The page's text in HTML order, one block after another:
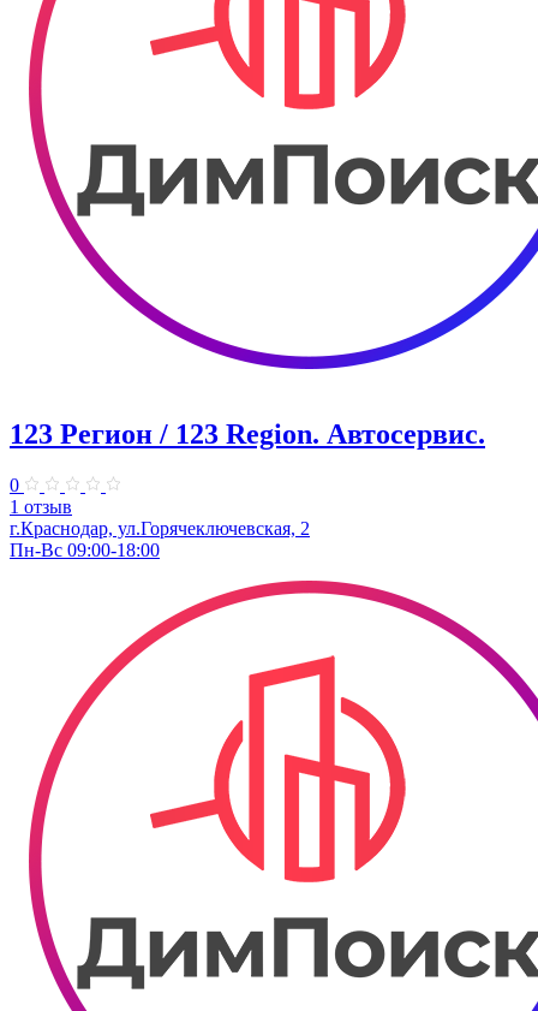
123 Регион / 123 Region. Автосервис.
0
1 отзыв
г.Краснодар, ул.Горячеключевская, 2
Пн-Вс 09:00-18:00